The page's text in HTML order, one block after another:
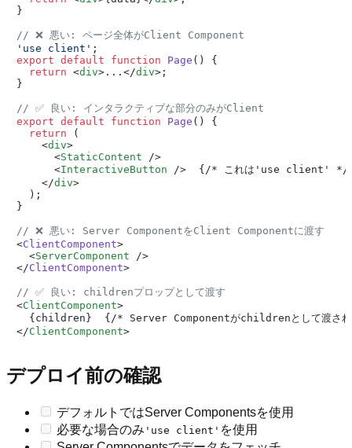
}
// ❌ 悪い: ページ全体がClient Component
'use client'
export default function Page ( ) {
return <div> ... </div> ;
}
// ✅ 良い: インタラクティブな部分のみがClient
export default function Page ( ) {
return (
<div>
<StaticContent />
<InteractiveButton />
{/* これは'use client' */
</div>
  );
}
// ❌ 悪い: Server ComponentをClient Componentに渡す
<ClientComponent>
<ServerComponent />
</ClientComponent>
// ✅ 良い: childrenプロップとして渡す
<ClientComponent>
</ClientComponent>
デプロイ前の確認
デフォルトではServer Componentsを使用
必要な場合のみ 'use client' を使用